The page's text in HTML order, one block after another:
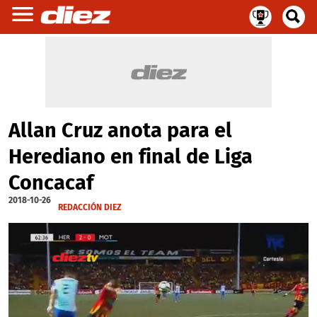
Allan Cruz anota para el
Herediano en final de Liga
Concacaf
2018-10-26
REDACCIÓN DIEZ